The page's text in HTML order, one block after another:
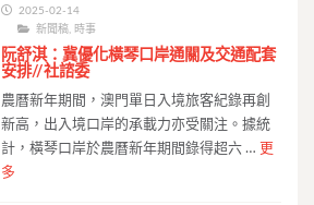
2025-02-14
新聞稿, 時事
阮舒淇：冀優化橫琴口岸通關及交通配套
安排//社諮委
農曆新年期間，澳門單日入境旅客紀錄再創
新高，出入境口岸的承載力亦受關注。據統
計，橫琴口岸於農曆新年期間錄得超六 … 更
多